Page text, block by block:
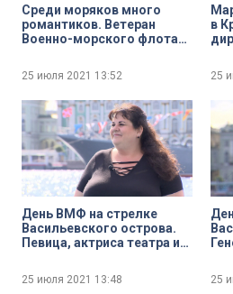
Среди моряков много
романтиков. Ветеран
Военно-морского флота
рассказывает о своих
любимых морских местах
Северной столицы
25 июля 2021 13:52
в
25
День ВМФ на стрелке
Васильевского острова.
Певица, актриса театра и
25 июля 2021 13:48 25